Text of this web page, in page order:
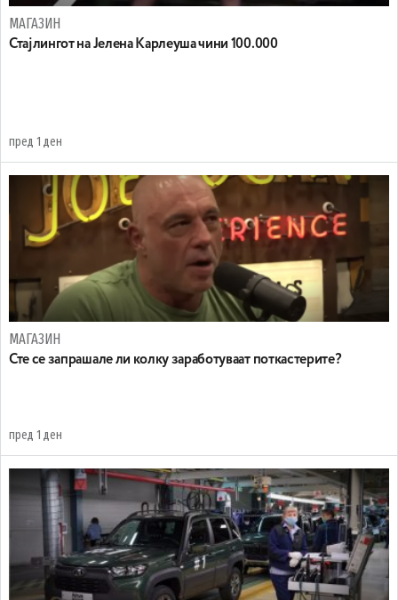
МАГАЗИН
Стајлингот на Јелена Карлеуша чини 100.000
пред 1 ден
МАГАЗИН
Сте се запрашале ли колку заработуваат поткастерите?
пред 1 ден